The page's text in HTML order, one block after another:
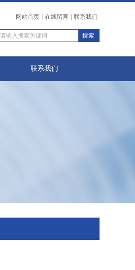
网站首页 在线留言 联系我们
联系我们